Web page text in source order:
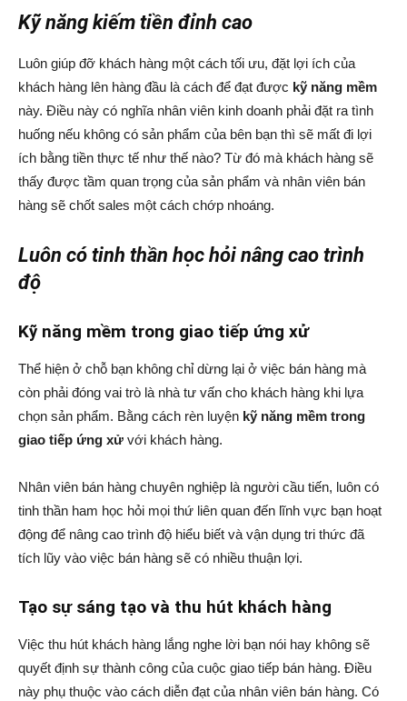
Kỹ năng kiếm tiền đỉnh cao
Luôn giúp đỡ khách hàng một cách tối ưu, đặt lợi ích của
khách hàng lên hàng đầu là cách để đạt được kỹ năng mềm
này. Điều này có nghĩa nhân viên kinh doanh phải đặt ra tình
huống nếu không có sản phẩm của bên bạn thì sẽ mất đi lợi
ích bằng tiền thực tế như thế nào? Từ đó mà khách hàng sẽ
thấy được tầm quan trọng của sản phẩm và nhân viên bán
hàng sẽ chốt sales một cách chớp nhoáng.
Luôn có tinh thần học hỏi nâng cao trình
độ
Kỹ năng mềm trong giao tiếp ứng xử
Thể hiện ở chỗ bạn không chỉ dừng lại ở việc bán hàng mà
còn phải đóng vai trò là nhà tư vấn cho khách hàng khi lựa
chọn sản phẩm. Bằng cách rèn luyện kỹ năng mềm trong
giao tiếp ứng xử với khách hàng.
Nhân viên bán hàng chuyên nghiệp là người cầu tiến, luôn có
tinh thần ham học hỏi mọi thứ liên quan đến lĩnh vực bạn hoạt
động để nâng cao trình độ hiểu biết và vận dụng tri thức đã
tích lũy vào việc bán hàng sẽ có nhiều thuận lợi.
Tạo sự sáng tạo và thu hút khách hàng
Việc thu hút khách hàng lắng nghe lời bạn nói hay không sẽ
quyết định sự thành công của cuộc giao tiếp bán hàng. Điều
này phụ thuộc vào cách diễn đạt của nhân viên bán hàng. Có